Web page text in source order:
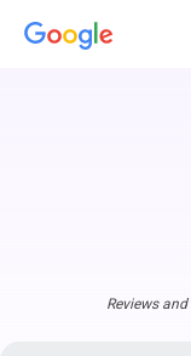
Reviews